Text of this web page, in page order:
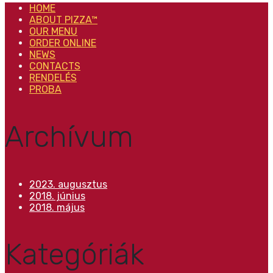
HOME
ABOUT PIZZA™
OUR MENU
ORDER ONLINE
NEWS
CONTACTS
RENDELÉS
PROBA
Archívum
2023. augusztus
2018. június
2018. május
Kategóriák